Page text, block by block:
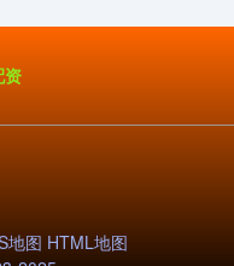
资
地图 HTML地图